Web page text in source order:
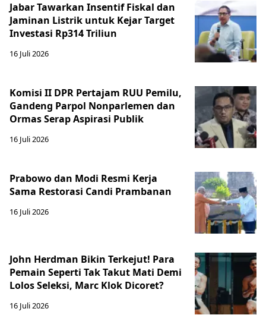
Jabar Tawarkan Insentif Fiskal dan
Jaminan Listrik untuk Kejar Target
Investasi Rp314 Triliun
16 Juli 2026
Komisi II DPR Pertajam RUU Pemilu,
Gandeng Parpol Nonparlemen dan
Ormas Serap Aspirasi Publik
16 Juli 2026
Prabowo dan Modi Resmi Kerja
Sama Restorasi Candi Prambanan
16 Juli 2026
John Herdman Bikin Terkejut! Para
Pemain Seperti Tak Takut Mati Demi
Lolos Seleksi, Marc Klok Dicoret?
16 Juli 2026